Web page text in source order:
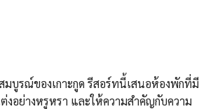
บูรณ์ของเกาะกูด รีสอร์ทนี้เสนอห้องพักที่มี
อย่างหรูหรา และให้ความสำคัญกับความ